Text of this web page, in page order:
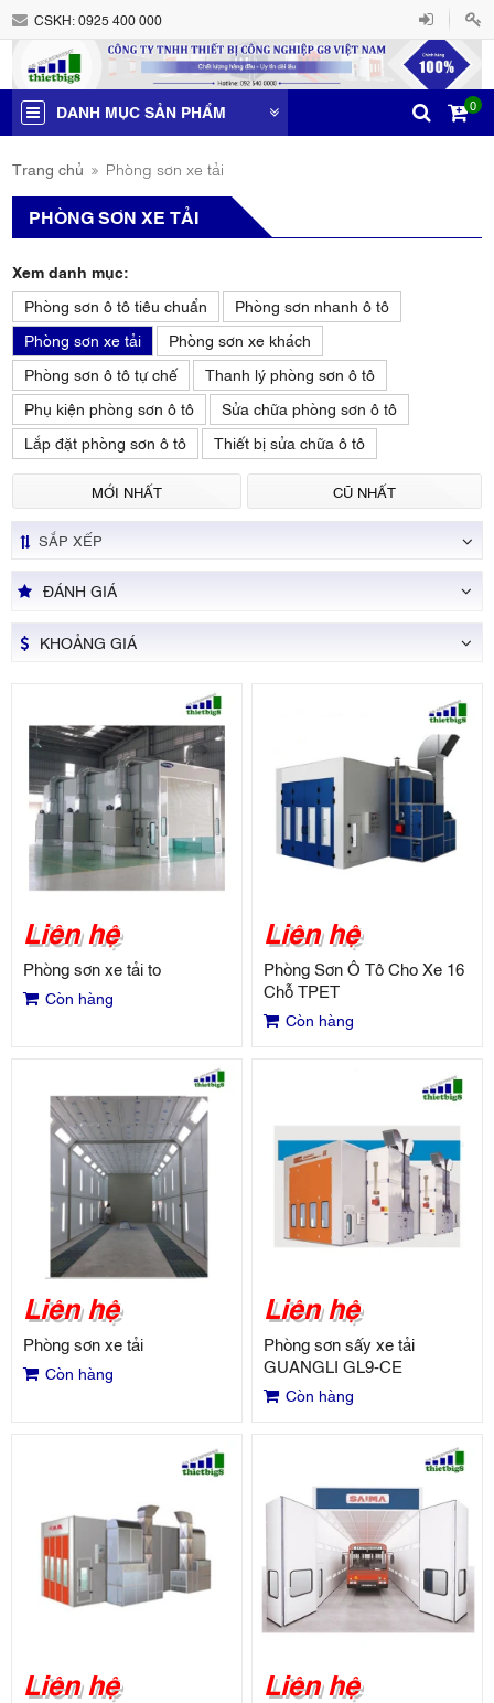
CSKH:0925 400 000
DANH MỤC SẢN PHẨM 0
Trang chủ Phòng sơn xe tải
PHÒNG SƠN XE TẢI
Xem danh mục:
Phòng sơn ô tô tiêu chuẩn
Phòng sơn nhanh ô tô
Phòng sơn xe tải
Phòng sơn xe khách
Phòng sơn ô tô tự chế
Thanh lý phòng sơn ô tô
Phụ kiện phòng sơn ô tô
Sửa chữa phòng sơn ô tô
Lắp đặt phòng sơn ô tô
Thiết bị sửa chữa ô tô
MỚI NHẤT CŨ NHẤT
SẮP XẾP
ĐÁNH GIÁ
KHOẢNG GIÁ
Liên hệ
Phòng sơn xe tải to
Còn hàng
Liên hệ
Phòng Sơn Ô Tô Cho Xe 16
Chỗ TPET
Còn hàng
Liên hệ
Phòng sơn xe tải
Còn hàng
Liên hệ
Phòng sơn sấy xe tải
GUANGLI GL9-CE
Còn hàng
Liên hệ Liên hệ